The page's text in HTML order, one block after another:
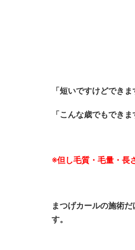
「短いですけどできま
「こんな歳でもでき
※但し毛質・毛量・長
まつげカールの施術
す。